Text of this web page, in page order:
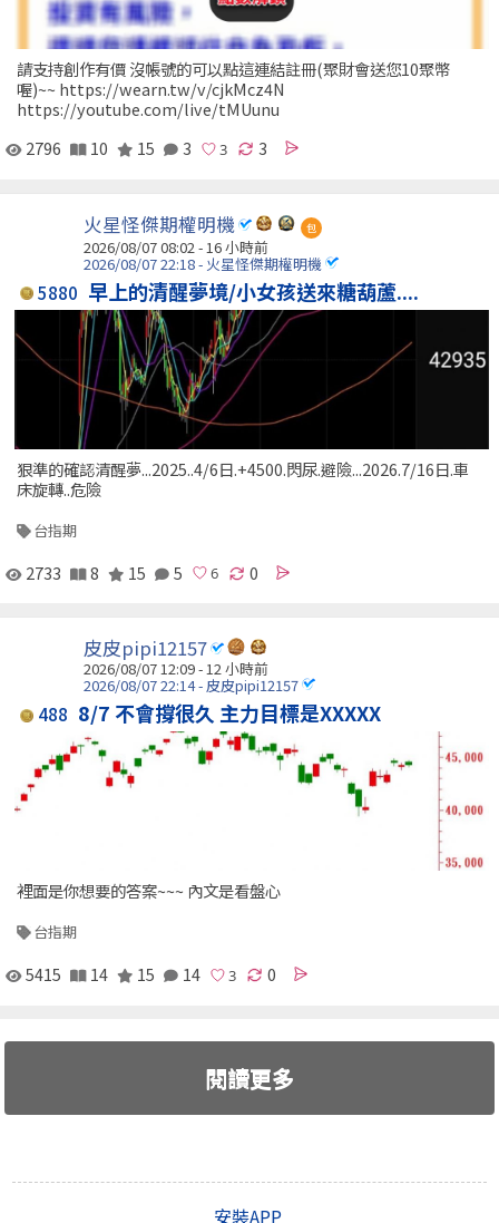
請支持創作有價 沒帳號的可以點這連結註冊(聚財會送您10聚幣
喔)~~ https://wearn.tw/v/cjkMcz4N
https://youtube.com/live/tMUunu
2796
10 15 3 3
火星怪傑期權明機 包
2026/08/07 08:02 -16 小時前
2026/08/07 22:18 - 火星怪傑期權明機
5880 早上的清醒夢境/小女孩送來糖葫蘆....
狠準的確認清醒夢...2025..4/6日.+4500.閃尿.避險...2026.7/16日.車
床旋轉..危險
台指期
2733 8 15 5 0
皮皮pipi12157
2026/08/07 12:09 -12 小時前
2026/08/07 22:14 - 皮皮pipi12157
488 8/7 不會撐很久 主力目標是XXXXX
裡面是你想要的答案~~~ 內文是看盤心
台指期
5415 14 15 14 0
閱讀更多
安裝APP